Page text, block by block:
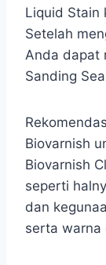
Liquid Stain
Setelah
Anda dapat
Sanding
Biovarnish
Biovarnish
seperti
dan
serta warna